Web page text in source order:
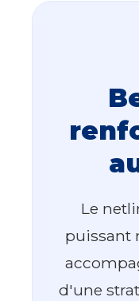
Le
puissant
d'une